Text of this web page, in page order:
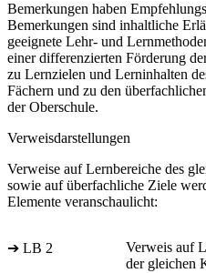
Bemerkungen haben
Bemerkungen sind inhaltliche
geeignete Lehr- und
einer differenzierten Förderung
zu Lernzielen und Lerninhalten
Fächern und zu den
der Oberschule.
Verweisdarstellungen
Verweise auf Lernbereiche des
sowie auf überfachliche Ziele
Elemente veranschaulicht:
➔ LB 2
Verweis auf
der gleichen